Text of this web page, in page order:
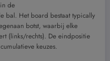
de
bal. Het board bestaat typically
botst, waarbij elke
(links/rechts). De eindpositie
keuzes.